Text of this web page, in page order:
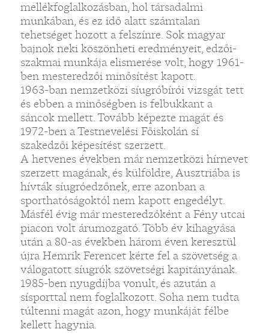
mellékfoglalkozásban, hol társadalmi
munkában, és ez idő alatt számtalan
tehetséget hozott a felszínre. Sok magyar
bajnok neki köszönheti eredményeit, edzői-
szakmai munkája elismerése volt, hogy 1961-
ben mesteredzői minősítést kapott.
1963-ban nemzetközi síugróbírói vizsgát tett
és ebben a minőségben is felbukkant a
sáncok mellett. Tovább képezte magát és
1972-ben a Testnevelési Főiskolán sí
szakedzői képesítést szerzett.
A hetvenes években már nemzetközi hírnevet
szerzett magának, és külföldre, Ausztriába is
hívták síugróedzőnek, erre azonban a
sporthatóságoktól nem kapott engedélyt.
Másfél évig már mesteredzőként a Fény utcai
piacon volt árumozgató. Több év kihagyása
után a 80-as években három éven keresztül
újra Hemrik Ferencet kérte fel a szövetség a
válogatott síugrók szövetségi kapitányának.
1985-ben nyugdíjba vonult, és azután a
sísporttal nem foglalkozott. Soha nem tudta
túltenni magát azon, hogy munkáját félbe
kellett hagynia.